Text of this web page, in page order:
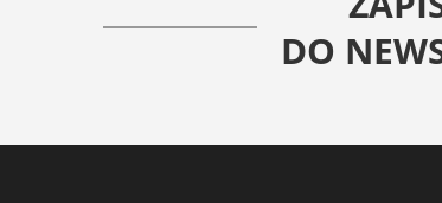
DO